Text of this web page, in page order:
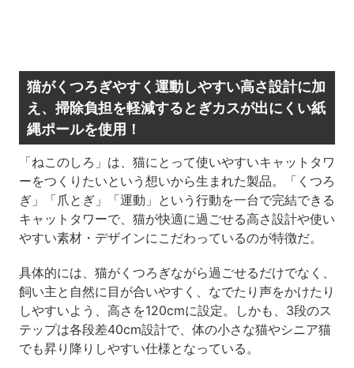
猫がくつろぎやすく運動しやすい高さ設計に加
え、掃除負担を軽減するとぎカスが出にくい紙
縄ポールを使用！
「ねこのしろ」は、猫にとって使いやすいキャットタワ
ーをつくりたいという想いから生まれた製品。「くつろ
ぎ」「爪とぎ」「運動」という行動を一台で完結できる
キャットタワーで、猫が快適に過ごせる高さ設計や使い
やすい素材・デザインにこだわっているのが特徴だ。
具体的には、猫がくつろぎながら過ごせるだけでなく、
飼い主と自然に目が合いやすく、なでたり声をかけたり
しやすいよう、高さを120cmに設定。しかも、3段のス
テップは各段差40cm設計で、体の小さな猫やシニア猫
でも昇り降りしやすい仕様となっている。